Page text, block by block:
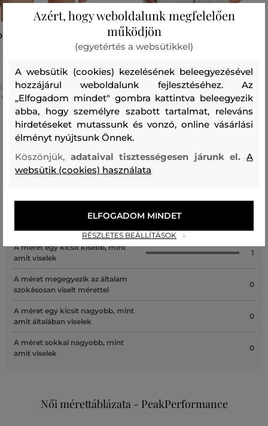
FRESYA-DNM UW
63 990 Ft
méretek:
M +1 további
PÓLÓ DIESEL T-ILA-AA7 T-SHIRT
Elérhető méretek:
XS S, XL
Recenziók
A méret sokkal kisebb, mint amit
A méret egy kicsit kisebb, mint
amit viselek
1
A méret megegyezik az általam
szokásosan viselt mérettel
0
A méret egy kicsit nagyobb, mint
amit általában viselek
0
A méret sokkal nagyobb, mint
amit viselek
0
Női mérettáblázata - PeakPerformance
Azért, hogy weboldalunk megfelelően
működjön
(egyetértés a websütikkel)
A websütik (cookies) kezelésének beleegyezésével
hozzájárul weboldalunk fejlesztéséhez. Az
„Elfogadom mindet" gombra kattintva beleegyezik
abba, hogy személyre szabott tartalmat, releváns
hirdetéseket mutassunk és vonzó, online vásárlási
élményt nyújtsunk Önnek.
Köszönjük, adataival tisztességesen járunk el.A
websütik (cookies) használata
RÉSZLETES BEÁLLÍTÁSOK
ELFOGADOM MINDET